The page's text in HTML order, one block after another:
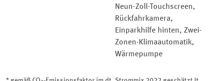
Neun-Zoll-Touchscreen,
Rückfahrkamera,
Einparkhilfe hinten, Zwei-
Zonen-Klimaautomatik,
Wärmepumpe